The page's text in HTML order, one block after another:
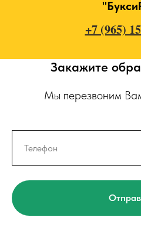
+7 (965)
Закажите
Мы перезвоним